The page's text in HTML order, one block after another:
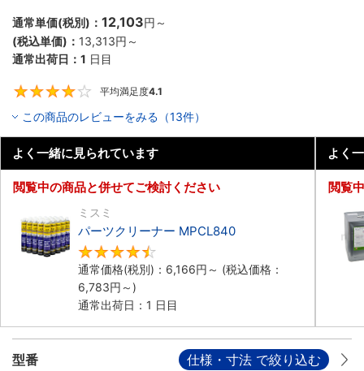
通常単価(税別)： 12,103円 ～
(税込単価)： 13,313円 ～
通常出荷日： 1 日目
平均満足度4.1
この商品のレビューをみる（13件）
よく一緒に見られています
閲覧中の商品と併せてご検討ください
ミスミ
パーツクリーナー MPCL840
通常価格(税別)： 6,166円 ～ (税込価格：
6,783円 ～)
通常出荷日：1 日目
よく
閲覧
型番 仕様・寸法 で絞り込む